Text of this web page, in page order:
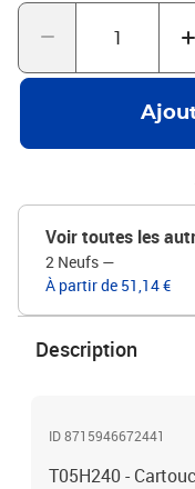
Voir toutes les
2 Neufs —
À partir de 51,14 €
Description
ID 8715946672441
T05H240 -